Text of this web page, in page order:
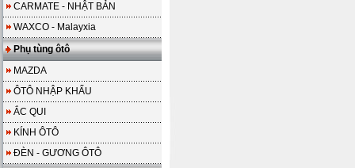
CARMATE - NHẬT BẢN
WAXCO - Malayxia
Phụ tùng ôtô
MAZDA
ÔTÔ NHẬP KHẨU
ẮC QUI
KÍNH ÔTÔ
ĐÈN - GƯƠNG ÔTÔ